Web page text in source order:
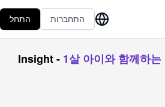
התחברות התחל
Insight- 1살 아이와 함께하